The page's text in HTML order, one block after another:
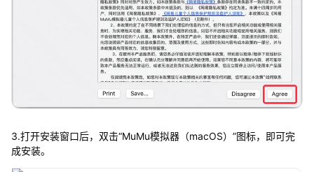
3.打开安装窗口后，双击“MuMu模拟器（macOS）”图标，即可完
成安装。